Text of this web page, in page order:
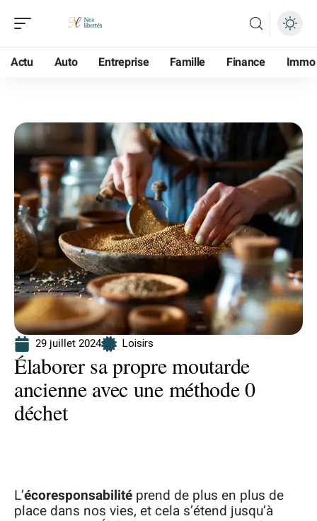
Actu Auto Entreprise Famille Finance Immo
29 juillet 2024 Loisirs
Élaborer sa propre moutarde
ancienne avec une méthode 0
déchet
L’écoresponsabilité prend de plus en plus de
place dans nos vies, et cela s’étend jusqu’à